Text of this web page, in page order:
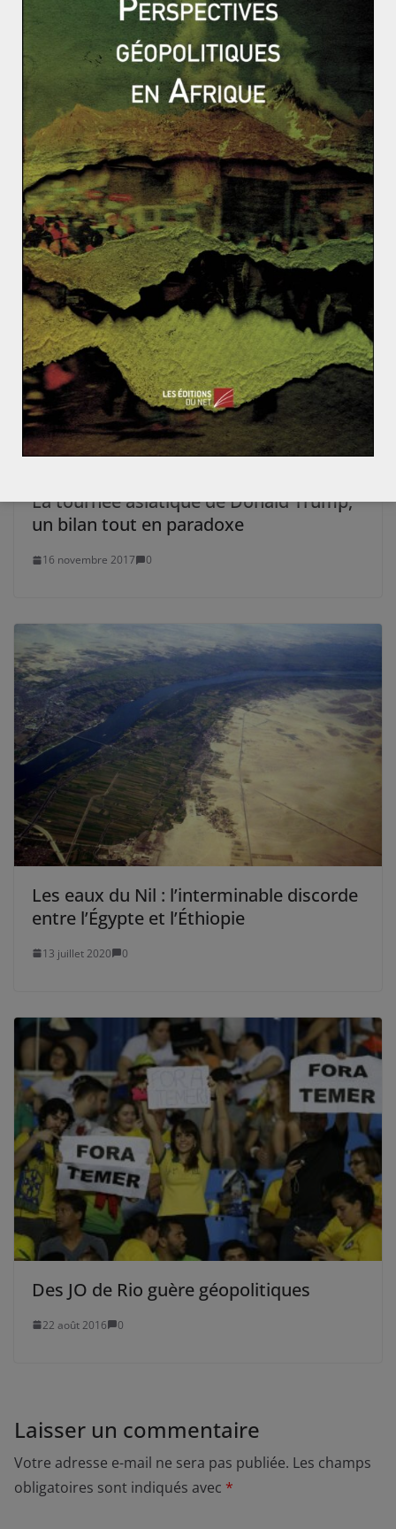
One Road
chinoise s’inscrit d’ailleurs dans cette
compétition, dans laquelle le rail joue et jouera un rôle
Arabie saoudite, une modernité à marche forcée ?
L’or noir, terreau fertile de l’entente russo-saoudien
ne ?
La tournée asiatique de Donald Trump,
un bilan tout en paradoxe
16 novembre 2017 0
Les eaux du Nil : l’interminable discorde
entre l’Égypte et l’Éthiopie
13 juillet 2020 0
Des JO de Rio guère géopolitiques
22 août 2016 0
Laisser un commentaire
Votre adresse e-mail ne sera pas publiée. Les champs
obligatoires sont indiqués avec *